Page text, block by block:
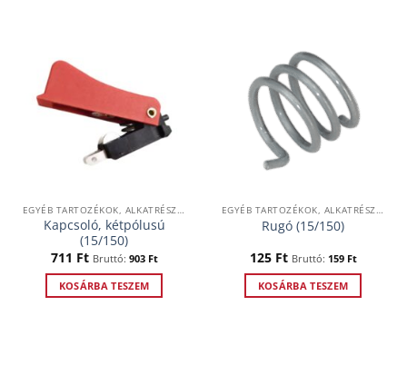
EGYÉB TARTOZÉKOK, ALKATRÉSZEK
Kapcsoló, kétpólusú
(15/150)
711 Ft Bruttó: 903 Ft
KOSÁRBA TESZEM
EGYÉB TARTOZÉKOK, ALKATRÉSZEK
Rugó (15/150)
125 Ft Bruttó: 159 Ft
KOSÁRBA TESZEM